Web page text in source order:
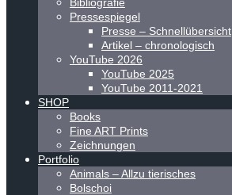
Pressespiegel
Presse – Schnellübersicht
Artikel – chronologisch
YouTube 2026
YouTube 2025
YouTube 2011-2021
SHOP
Books
Fine ART Prints
Zeichnungen
Portfolio
Animals – Allzu tierisches
Bolschoi